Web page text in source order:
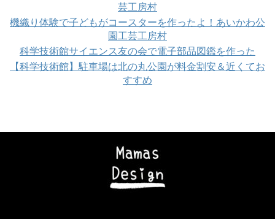
芸工房村
機織り体験で子どもがコースターを作ったよ！あいかわ公
園工芸工房村
科学技術館サイエンス友の会で電子部品図鑑を作った
【科学技術館】駐車場は北の丸公園が料金割安＆近くてお
すすめ